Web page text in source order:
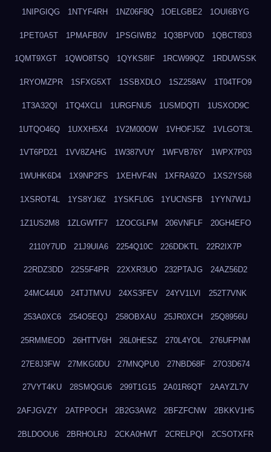
1NIPGIQG 1NTYF4RH 1NZ06F8Q 1OELGBE2 1OUI6BYG
1PET0A5T 1PMAFB0V 1PSGIWB2 1Q3BPV0D 1QBCT8D3
1QMT9XGT 1QWO8TSQ 1QYKS8IF 1RCW99QZ 1RDUWSSK
1RYOMZPR 1SFXG5XT 1SSBXDLO 1SZ258AV 1T04TFO9
1T3A32QI 1TQ4XCLI 1URGFNU5 1USMDQTI 1USXOD9C
1UTQO46Q 1UXXH5X4 1V2M00OW 1VHOFJ5Z 1VLGOT3L
1VT6PD21 1VV8ZAHG 1W387VUY 1WFVB76Y 1WPX7P03
1WUHK6D4 1X9NP2FS 1XEHVF4N 1XFRA9ZO 1XS2YS68
1XSROT4L 1YS8YJ6Z 1YSKFL0G 1YUCNSFB 1YYN7W1J
1Z1US2M8 1ZLGWTF7 1ZOCGLFM 206VNFLF 20GH4EFO
2110Y7UD 21J9UIA6 2254Q10C 226DDKTL 22R2IX7P
22RDZ3DD 22S5F4PR 22XXR3UO 232PTAJG 24AZ56D2
24MC44U0 24TJTMVU 24XS3FEV 24YV1LVI 252T7VNK
253A0XC6 254O5EQJ 258OBXAU 25JR0XCH 25Q8956U
25RMMEOD 26HTTV6H 26L0HESZ 270L4YOL 276UFPNM
27E8J3FW 27MKG0DU 27MNQPU0 27NBD68F 27O3D674
27VYT4KU 28SMQGU6 299T1G15 2A01R6QT 2AAYZL7V
2AFJGVZY 2ATPPOCH 2B2G3AW2 2BFZFCNW 2BKKV1H5
2BLDOOU6 2BRHOLRJ 2CKA0HWT 2CRELPQI 2CSOTXFR